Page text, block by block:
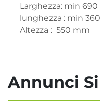
Larghezza: min
lunghezza : min
Altezza :  550 mm
Annunci